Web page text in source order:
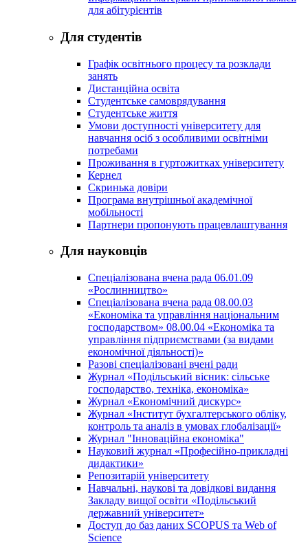
для абітурієнтів
Для студентів
Графік освітнього процесу та розклади
занять
Дистанційна освіта
Студентське самоврядування
Студентське життя
Умови доступності університету для
навчання осіб з особливими освітніми
потребами
Проживання в гуртожитках університету
Кернел
Скринька довіри
Програма внутрішньої академічної
мобільності
Партнери пропонують працевлаштування
Для науковців
Спеціалізована вчена рада 06.01.09
«Рослинництво»
Спеціалізована вчена рада 08.00.03
«Економіка та управління національним
господарством» 08.00.04 «Економіка та
управління підприємствами (за видами
економічної діяльності)»
Разові спеціалізовані вчені ради
Журнал «Подільський вісник: сільське
господарство, техніка, економіка»
Журнал «Економічний дискурс»
Журнал «Інститут бухгалтерського обліку,
контроль та аналіз в умовах глобалізації»
Журнал "Інноваційна економіка"
Науковий журнал «Професійно-прикладні
дидактики»
Репозитарій університету
Навчальні, наукові та довідкові видання
Закладу вищої освіти «Подільський
державний університет»
Доступ до баз даних SCOPUS та Web of
Science